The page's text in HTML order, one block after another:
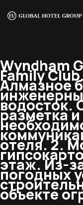
Wyndham
Family Club.
Алмазное
водосток.
разметка
отеля. 2.
этаж. Из-
погодных
объекте